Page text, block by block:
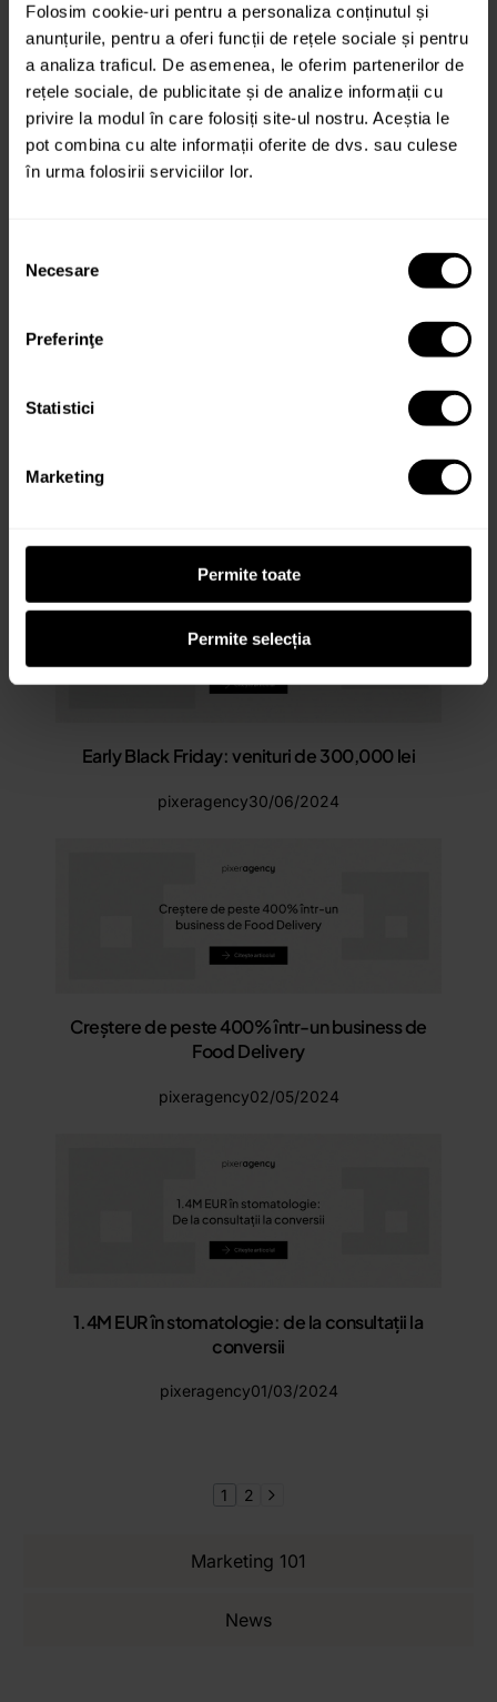
Folosim cookie-uri pentru a personaliza conținutul și
anunțurile, pentru a oferi funcții de rețele sociale și pentru
a analiza traficul. De asemenea, le oferim partenerilor de
rețele sociale, de publicitate și de analize informații cu
privire la modul în care folosiți site-ul nostru. Aceștia le
pot combina cu alte informații oferite de dvs. sau culese
în urma folosirii serviciilor lor.
consimțământului
Necesare
Preferinţe
Statistici
Marketing
Permite toate
Permite selecția
Marketing 101
News
Leads de 608,522 lei cu doar 12,561 lei investiți
Early Black Friday: venituri de 300,000 lei
pixeragency30/06/2024
Creștere de peste 400% într-un business de
Food Delivery
pixeragency02/05/2024
1.4M EUR în stomatologie: de la consultații la
conversii
pixeragency01/03/2024
1 2